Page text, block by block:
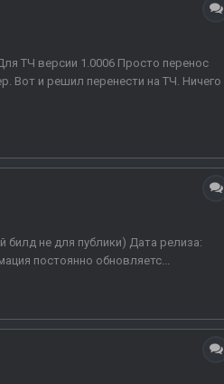
ТЧ версии 1.0006 Просто перенос
Вот и решил перенести на ТЧ. Ничего
билд не для публики) Дата релиза:
постоянно обновляетс...